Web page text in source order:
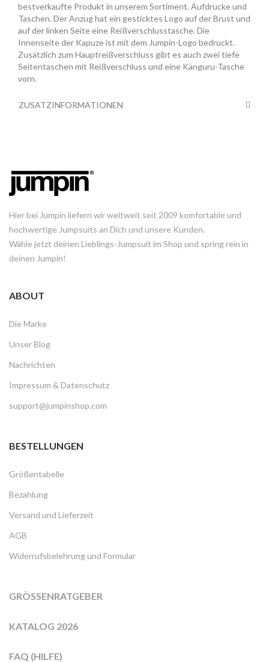
bestverkaufte Produkt in unserem Sortiment. Aufdrucke und
Taschen. Der Anzug hat ein gesticktes Logo auf der Brust und
auf der linken Seite eine Reißverschlusstasche. Die
Innenseite der Kapuze ist mit dem Jumpin-Logo bedruckt.
Zusätzlich zum Hauptreißverschluss gibt es auch zwei tiefe
Seitentaschen mit Reißverschluss und eine Känguru-Tasche
vorn.
ZUSATZINFORMATIONEN
Hier bei Jumpin liefern wir weltweit seit 2009 komfortable und
hochwertige Jumpsuits an Dich und unsere Kunden.
Wähle jetzt deinen Lieblings-Jumpsuit im Shop und spring rein in
deinen Jumpin!
ABOUT
Die Marke
Unser Blog
Nachrichten
Impressum & Datenschutz
support@jumpinshop.com
BESTELLUNGEN
Größentabelle
Bezahlung
Versand und Lieferzeit
AGB
Widerrufsbelehrung und Formular
GRÖSSENRATGEBER
KATALOG 2026
FAQ (HILFE)